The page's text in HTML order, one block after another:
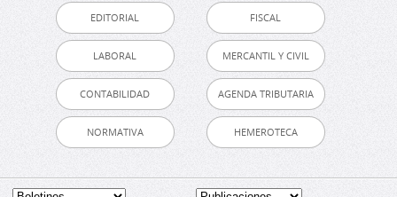
EDITORIAL FISCAL
LABORAL MERCANTIL Y CIVIL
CONTABILIDAD AGENDA TRIBUTARIA
NORMATIVA HEMEROTECA